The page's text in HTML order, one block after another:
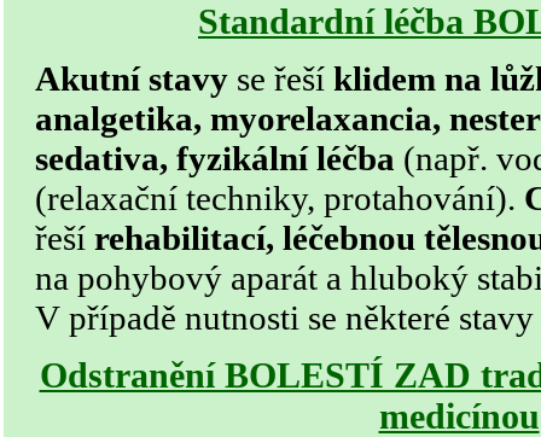
Standardní léčba
Akutní stavy se řeší klidem na
analgetika, myorelaxancia,
sedativa, fyzikální léčba (např.
(relaxační techniky, protahování).
řeší rehabilitací, léčebnou
na pohybový aparát a hluboký
V případě nutnosti se některé
Odstranění BOLESTÍ ZAD
medicínou